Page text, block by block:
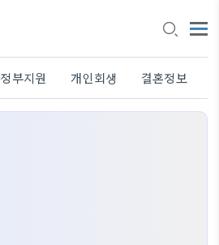
정부지원 개인회생 결혼정보